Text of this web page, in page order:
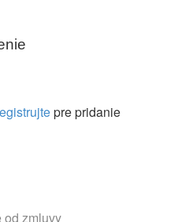
pre pridanie
od zmluvy